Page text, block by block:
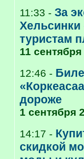
11:33 - За
Хельсинки
туристам
11
12:46 -
дороже
1 сентября
14:17 -
скидкой